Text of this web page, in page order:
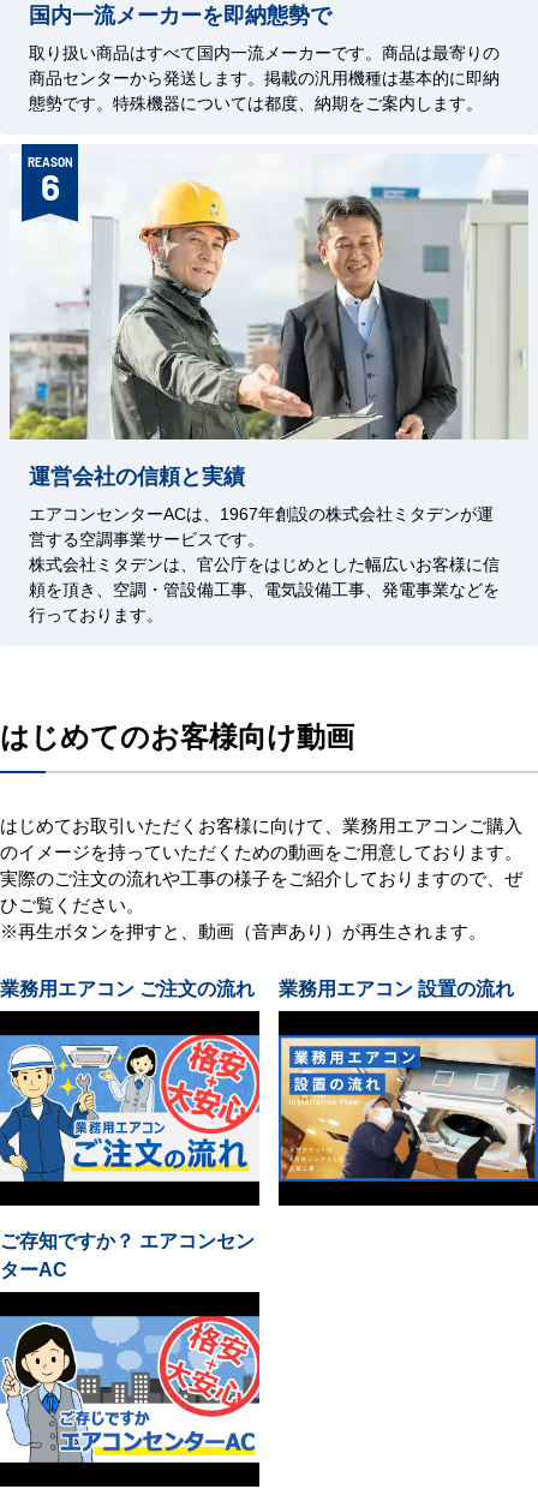
国内一流メーカーを即納態勢で
取り扱い商品はすべて国内一流メーカーです。商品は最寄りの
商品センターから発送します。掲載の汎用機種は基本的に即納
態勢です。特殊機器については都度、納期をご案内します。
REASON
6
運営会社の信頼と実績
エアコンセンターACは、1967年創設の株式会社ミタデンが運
営する空調事業サービスです。
株式会社ミタデンは、官公庁をはじめとした幅広いお客様に信
頼を頂き、空調・管設備工事、電気設備工事、発電事業などを
行っております。
はじめてのお客様向け動画
はじめてお取引いただくお客様に向けて、業務用エアコンご購入
のイメージを持っていただくための動画をご用意しております。
実際のご注文の流れや工事の様子をご紹介しておりますので、ぜ
ひご覧ください。
※再生ボタンを押すと、動画（音声あり）が再生されます。
業務用エアコン ご注文の流れ 業務用エアコン 設置の流れ
ご存知ですか？ エアコンセン
ターAC